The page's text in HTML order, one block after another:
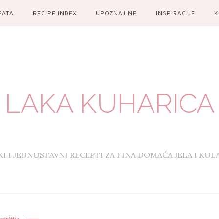
RECIPE INDEX UPOZNAJ ME INSPIRACIJE
LAKA KUHARICA
I JEDNOSTAVNI RECEPTI ZA FINA DOMAĆA JELA I